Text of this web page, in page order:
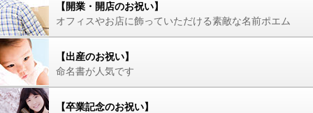
【開業・開店のお祝い】
オフィスやお店に飾っていただける素敵な名前ポエム
【出産のお祝い】
命名書が人気です
【卒業記念のお祝い】